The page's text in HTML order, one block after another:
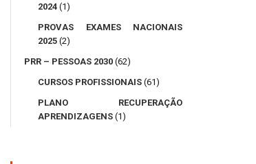
2024 (1)
PROVAS EXAMES NACIONAIS
2025 (2)
PRR – PESSOAS 2030 (62)
CURSOS PROFISSIONAIS (61)
PLANO RECUPERAÇÃO
APRENDIZAGENS (1)